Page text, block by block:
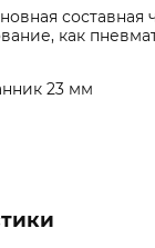
как
23 мм